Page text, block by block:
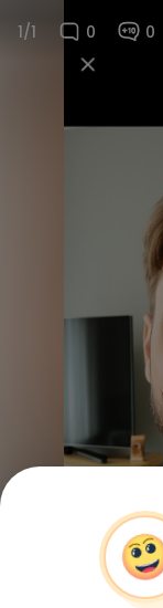
1/1 0 0